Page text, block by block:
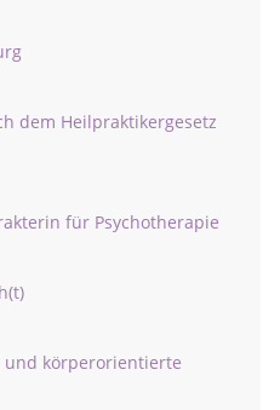
dem Heilpraktikergesetz
für Psychotherapie
und körperorientierte